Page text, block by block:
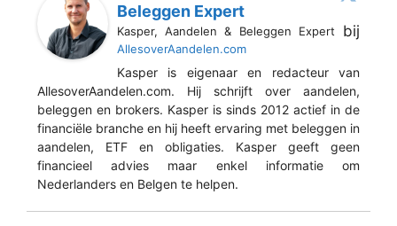
Beleggen Expert
Kasper, Aandelen & Beleggen Expert bij
AllesoverAandelen.com
Kasper is eigenaar en redacteur van
AllesoverAandelen.com. Hij schrijft over aandelen,
beleggen en brokers. Kasper is sinds 2012 actief in de
financiële branche en hij heeft ervaring met beleggen in
aandelen, ETF en obligaties. Kasper geeft geen
financieel advies maar enkel informatie om
Nederlanders en Belgen te helpen.